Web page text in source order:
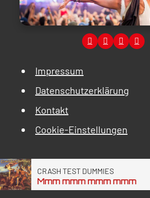
Impressum
Datenschutzerklärung
Kontakt
Cookie-Einstellungen
CRASH TEST DUMMIES
Mmm mmm mmm mmm